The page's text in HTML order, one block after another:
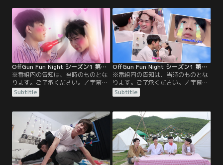
露話、お互いへの不満を発表し、ガ
ンがどちらがより“変わった人”かを
ジャッジする。さらにテーが祖母直
伝の健康レシピを披露し、2人に振
る舞う。
る豪華回。オフ＆ガンがそれぞれの
ペアと、より絆が強いペアを決める
対決を行う。
OffGun Fun Night シーズン1 第05話／字幕
※番組内の告知は、当時のものとな
ります。ご了承ください。／字幕／
シーズン1 第5話／ゲストはジェニ
ー・パーナン。ジェニーの美容法な
戦。3人の性格や運命の人のタイプ
など深層心理が明らかに！？
Subtitle
OffGun Fun Night シーズン1 第06話／字幕
※番組内の告知は、当時のものとな
ります。ご了承ください。／字幕／
シーズン1 第6話／オープをゲストに
迎え、ジェンガ対決。抜いたブロッ
別ルールのもと、オープがプライベ
ートに関する様々な質問に答える。
さらにオフとオープが、どちらがよ
りガンのことを知っているか、ガン
に関するクイズで対決。果たして勝
者は！？
Subtitle